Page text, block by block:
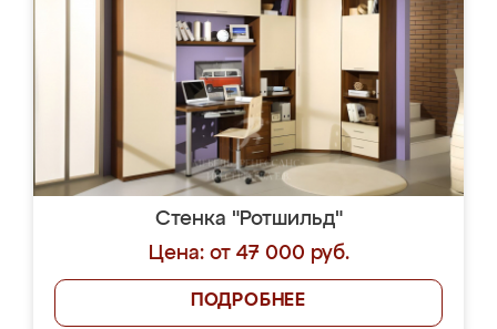
Стенка "Ротшильд"
Цена: от 47 000 руб.
ПОДРОБНЕЕ